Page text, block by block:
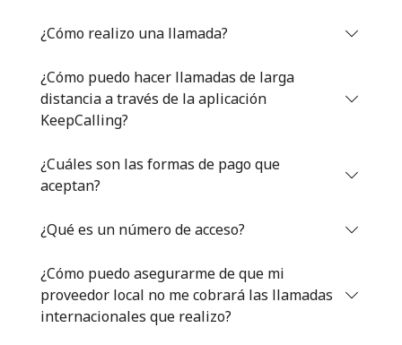
¿Olvidaste tu contraseña? →
Iniciar Sesión
¿Cómo realizo una llamada?
¿Cómo puedo hacer llamadas de larga
distancia a través de la aplicación
KeepCalling?
¿Cuáles son las formas de pago que
aceptan?
¿Qué es un número de acceso?
¿Cómo puedo asegurarme de que mi
proveedor local no me cobrará las llamadas
internacionales que realizo?